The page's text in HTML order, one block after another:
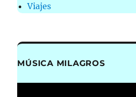
Viajes
MÚSICA MILAGROS